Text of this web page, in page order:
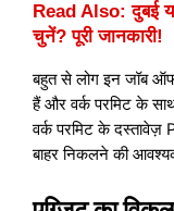
Read Also: दुबई
चुनें? पूरी जानकारी!
बहुत से लोग इन जॉब
हैं और वर्क परमिट के
वर्क परमिट के
बाहर निकलने की